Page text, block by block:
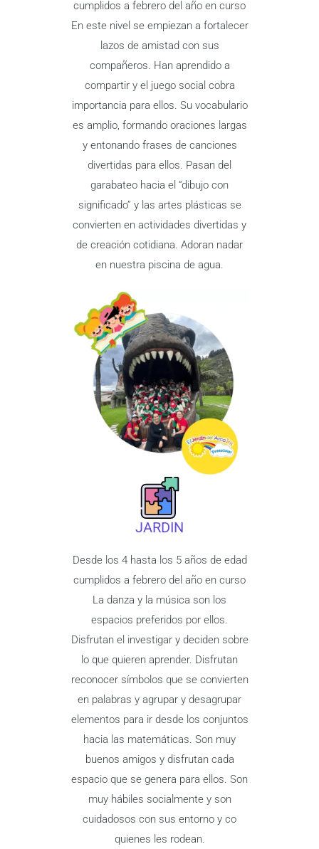
cumplidos a febrero del año en curso
En este nivel se empiezan a fortalecer
lazos de amistad con sus
compañeros. Han aprendido a
compartir y el juego social cobra
importancia para ellos. Su vocabulario
es amplio, formando oraciones largas
y entonando frases de canciones
divertidas para ellos. Pasan del
garabateo hacia el “dibujo con
significado” y las artes plásticas se
convierten en actividades divertidas y
de creación cotidiana. Adoran nadar
en nuestra piscina de agua.
JARDIN
Desde los 4 hasta los 5 años de edad
cumplidos a febrero del año en curso
La danza y la música son los
espacios preferidos por ellos.
Disfrutan el investigar y deciden sobre
lo que quieren aprender. Disfrutan
reconocer símbolos que se convierten
en palabras y agrupar y desagrupar
elementos para ir desde los conjuntos
hacia las matemáticas. Son muy
buenos amigos y disfrutan cada
espacio que se genera para ellos. Son
muy hábiles socialmente y son
cuidadosos con sus entorno y co
quienes les rodean.